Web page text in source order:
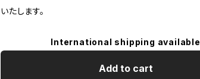
いたします。
International shipping available
Add to cart